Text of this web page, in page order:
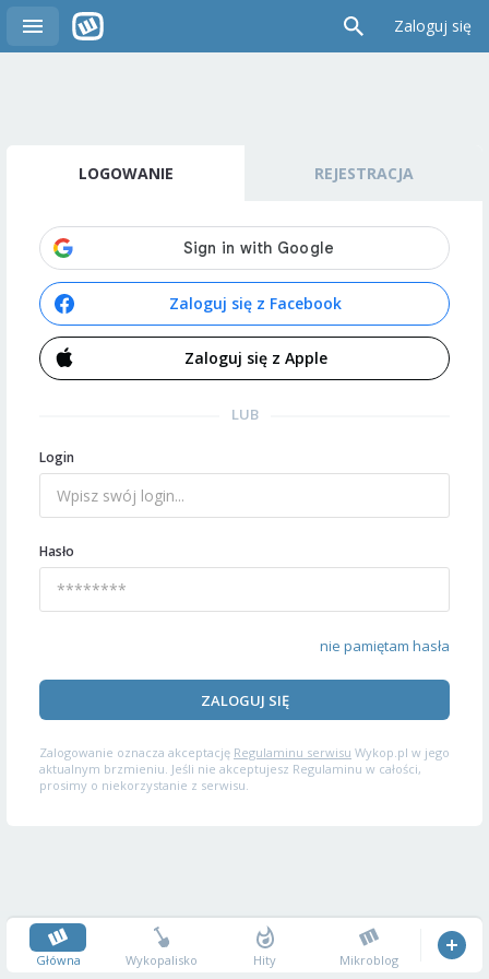
Zaloguj się
LOGOWANIE REJESTRACJA
Zaloguj się z Facebook
Zaloguj się z Apple
LUB
Login
Hasło
nie pamiętam hasła
ZALOGUJ SIĘ
Zalogowanie oznacza akceptację Regulaminu serwisu Wykop.pl w jego
aktualnym brzmieniu. Jeśli nie akceptujesz Regulaminu w całości,
prosimy o niekorzystanie z serwisu.
Główna Wykopalisko Hity Mikroblog